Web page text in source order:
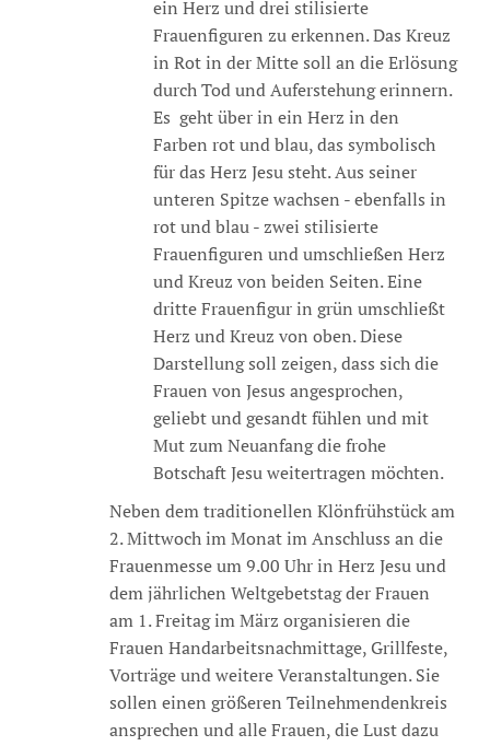
ein Herz und drei stilisierte
Frauenfiguren zu erkennen. Das Kreuz
in Rot in der Mitte soll an die Erlösung
durch Tod und Auferstehung erinnern.
Es geht über in ein Herz in den
Farben rot und blau, das symbolisch
für das Herz Jesu steht. Aus seiner
unteren Spitze wachsen - ebenfalls in
rot und blau - zwei stilisierte
Frauenfiguren und umschließen Herz
und Kreuz von beiden Seiten. Eine
dritte Frauenfigur in grün umschließt
Herz und Kreuz von oben. Diese
Darstellung soll zeigen, dass sich die
Frauen von Jesus angesprochen,
geliebt und gesandt fühlen und mit
Mut zum Neuanfang die frohe
Botschaft Jesu weitertragen möchten.
Neben dem traditionellen Klönfrühstück am
2. Mittwoch im Monat im Anschluss an die
Frauenmesse um 9.00 Uhr in Herz Jesu und
dem jährlichen Weltgebetstag der Frauen
am 1. Freitag im März organisieren die
Frauen Handarbeitsnachmittage, Grillfeste,
Vorträge und weitere Veranstaltungen. Sie
sollen einen größeren Teilnehmendenkreis
ansprechen und alle Frauen, die Lust dazu